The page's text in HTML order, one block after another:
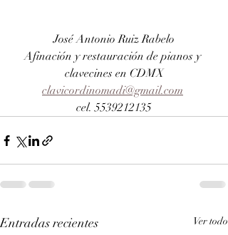
José Antonio Ruiz Rabelo
Afinación y restauración de pianos y
clavecines en CDMX
clavicordinomadi@gmail.com
cel. 5539212135
Entradas recientes Ver todo